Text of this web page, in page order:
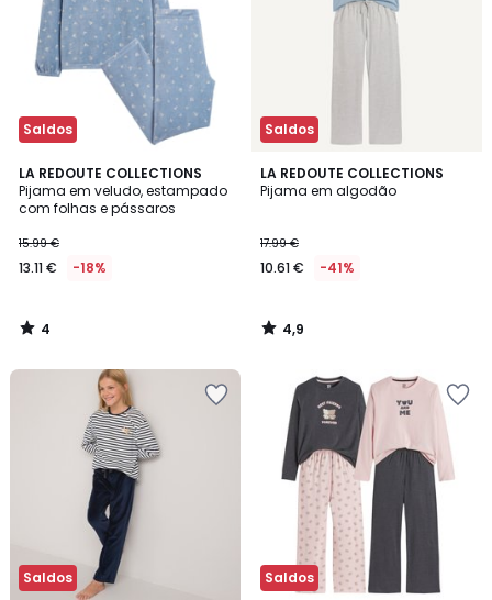
Saldos
LA REDOUTE COLLECTIONS
Pijama em veludo, estampado
com folhas e pássaros
15.99 €
13.11 € -18%
4
/
5
4
/
Saldos
LA REDOUTE COLLECTIONS
Pijama em algodão
17.99 €
10.61 € -41%
4,9
/ 5
4,9
/
Saldos Saldos